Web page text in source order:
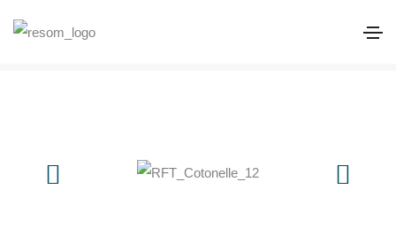
RFT Cotonelle – 12 + 12 cavidades